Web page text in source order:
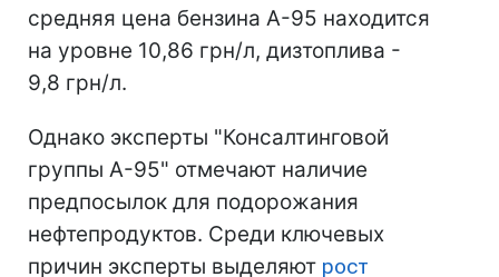
средняя цена бензина А-95 находится
на уровне 10,86 грн/л, дизтоплива -
9,8 грн/л.
Однако эксперты "Консалтинговой
группы А-95" отмечают наличие
предпосылок для подорожания
нефтепродуктов. Среди ключевых
причин эксперты выделяют рост